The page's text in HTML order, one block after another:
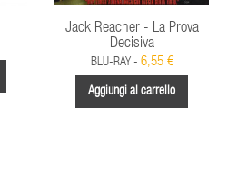
Jack Reacher - La Prova
Decisiva
BLU-RAY - 6,55 €
Aggiungi al carrello